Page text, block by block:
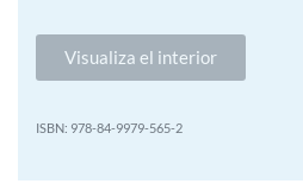
Visualiza el interior
978-84-9979-565-2